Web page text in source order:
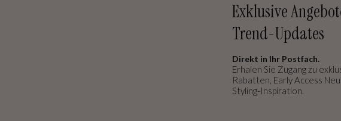
Exklusive
Trend-Updates
Direkt in Ihr Postfach.
Erhalen Sie Zugang zu
Rabatten, Early Access
Styling-Inspiration.